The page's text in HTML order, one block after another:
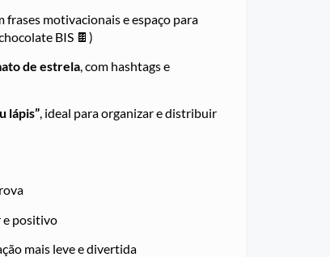
frases motivacionais e espaço para
BIS 🍫)
de estrela, com hashtags e
lápis”, ideal para organizar e distribuir
e positivo
mais leve e divertida